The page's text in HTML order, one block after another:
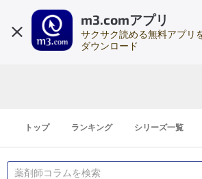
m3.comアプリ
サクサク読める無料アプリ
ダウンロード
会
トップ ランキング シリーズ一覧